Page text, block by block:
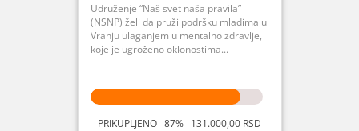
Udruženje “Naš svet naša pravila”
(NSNP) želi da pruži podršku mladima u
Vranju ulaganjem u mentalno zdravlje,
koje je ugroženo oklonostima...
PRIKUPLJENO 87% 131.000,00 RSD